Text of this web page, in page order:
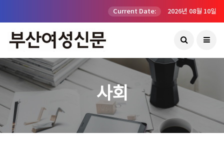
Current Date: 2026년 08월 10일
사회